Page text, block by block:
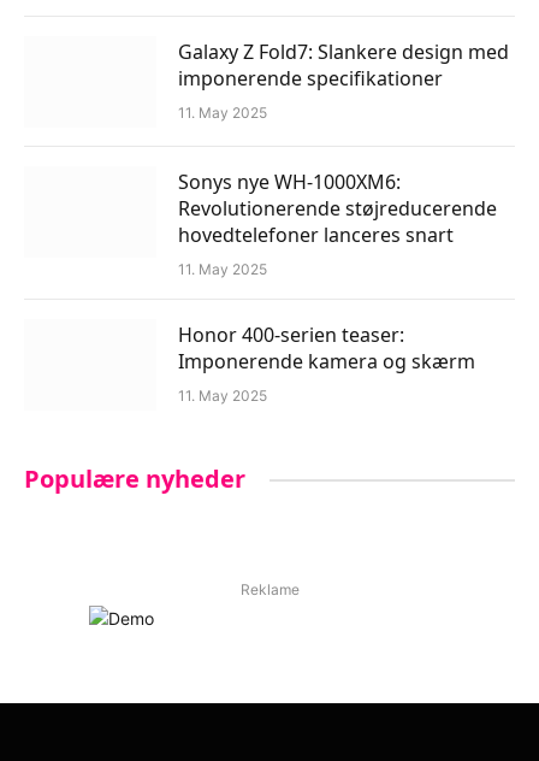
Galaxy Z Fold7: Slankere design med
imponerende specifikationer
11. May 2025
Sonys nye WH-1000XM6:
Revolutionerende støjreducerende
hovedtelefoner lanceres snart
11. May 2025
Honor 400-serien teaser:
Imponerende kamera og skærm
11. May 2025
Populære nyheder
Reklame